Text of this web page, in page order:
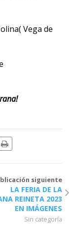
Vega de
siguiente
LA FERIA DE LA
REINETA 2023
EN IMÁGENES
Sin categoría